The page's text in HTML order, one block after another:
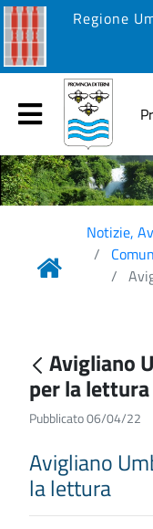
Regione
Notizie,
Avigliano
per la lettura
Pubblicato 06/04/22
Avigliano
la lettura